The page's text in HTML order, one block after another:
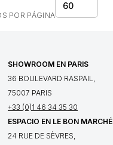
POR PÁGINA
60
SHOWROOM EN PARIS
36 BOULEVARD RASPAIL,
75007 PARIS
+33 (0)1 46 34 35 30
ESPACIO EN LE BON MARCHÉ
24 RUE DE SÈVRES,